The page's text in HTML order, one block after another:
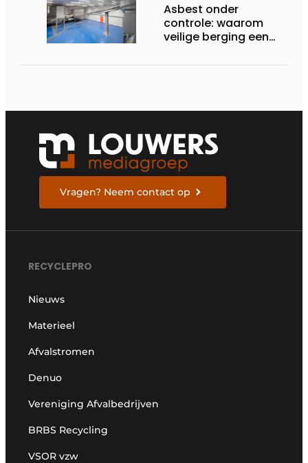
Asbest onder
controle: waarom
veilige berging een
Vragen? Neem contact op
RECYCLEPRO
Nieuws
Materieel
Afvalstromen
Denuo
Vereniging Afvalbedrijven
BRBS Recycling
VSOR vzw